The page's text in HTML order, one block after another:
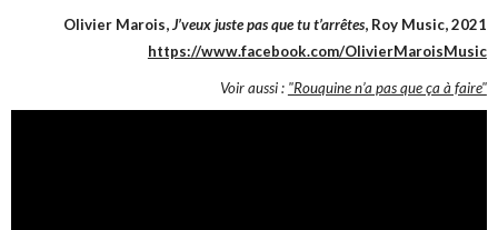
Olivier Marois,J’veux juste pas que tu t’arrêtes, Roy Music, 2021
https://www.facebook.com/OlivierMaroisMusic
Voir aussi : "Rouquine n’a pas que ça à faire"